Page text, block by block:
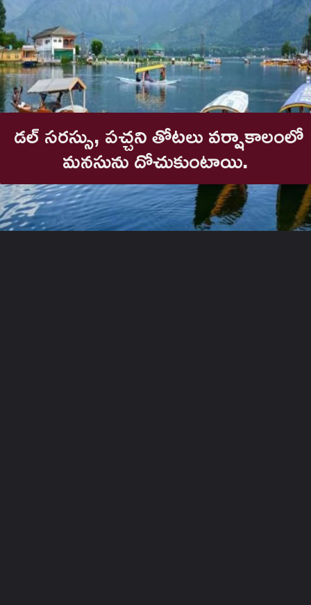
డల్ సరస్సు, పచ్చని తోటలు వర్షాకాలంలో
మనసును దోచుకుంటాయి.